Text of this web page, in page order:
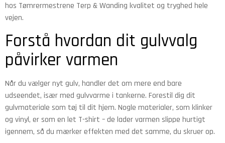
hos Tømrermestrene Terp & Wanding kvalitet og tryghed hele
vejen.
Forstå hvordan dit gulvvalg
påvirker varmen
Når du vælger nyt gulv, handler det om mere end bare
udseendet, især med gulvvarme i tankerne. Forestil dig dit
gulvmateriale som tøj til dit hjem. Nogle materialer, som klinker
og vinyl, er som en let T-shirt – de lader varmen slippe hurtigt
igennem, så du mærker effekten med det samme, du skruer op.